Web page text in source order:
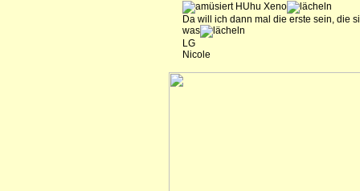
HUhu Xeno
Da will ich dann mal die erste sein, die
was
LG
Nicole